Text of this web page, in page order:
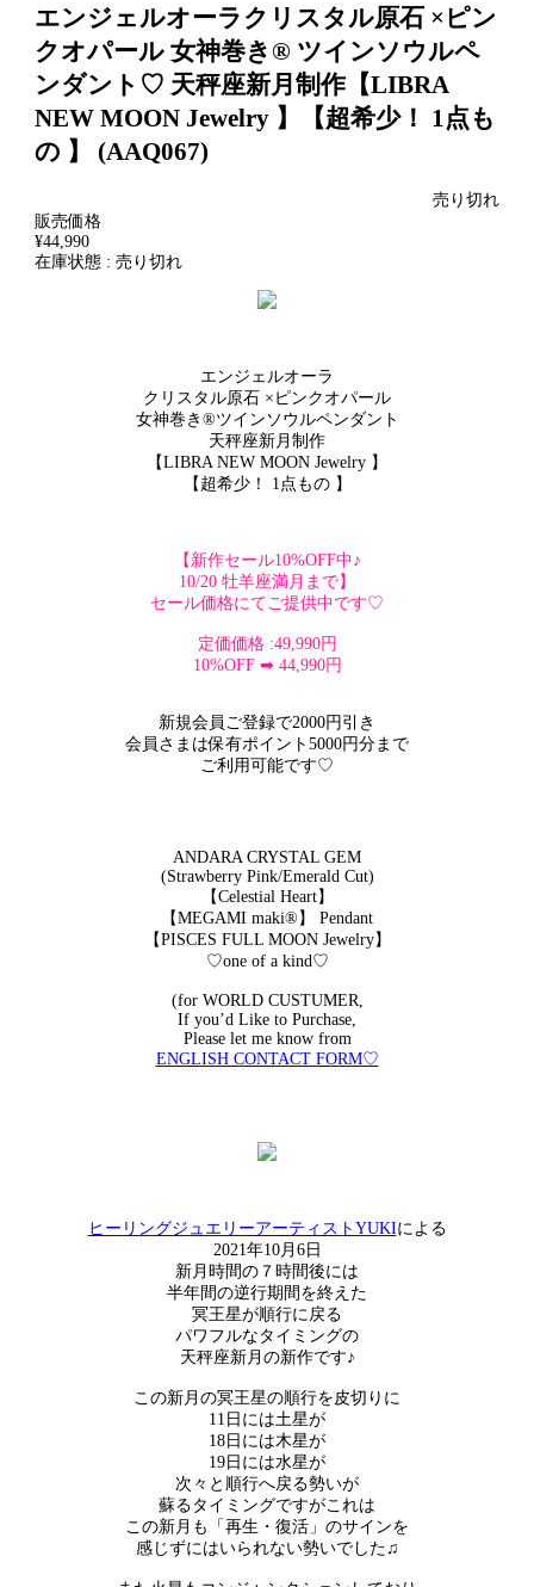
エンジェルオーラクリスタル原石 ×ピン
クオパール 女神巻き® ツインソウルペ
ンダント♡ 天秤座新月制作【LIBRA
NEW MOON Jewelry 】【超希少！ 1点も
の 】 (AAQ067)
売り切れ
販売価格
¥44,990
在庫状態 : 売り切れ
エンジェルオーラ
クリスタル原石 ×ピンクオパール
女神巻き®ツインソウルペンダント
天秤座新月制作
【LIBRA NEW MOON Jewelry 】
【超希少！ 1点もの 】
【新作セール10%OFF中♪
10/20 牡羊座満月まで】
セール価格にてご提供中です♡
定価価格 :49,990円
10%OFF ➡︎ 44,990円
新規会員ご登録で2000円引き
会員さまは保有ポイント5000円分まで
ご利用可能です♡
ANDARA CRYSTAL GEM
(Strawberry Pink/Emerald Cut)
【Celestial Heart】
【MEGAMI maki®︎】 Pendant
【PISCES FULL MOON Jewelry】
♡one of a kind♡
(for WORLD CUSTUMER,
If you’d Like to Purchase,
Please let me know from
ENGLISH CONTACT FORM♡
ヒーリングジュエリーアーティストYUKIによる
2021年10月6日
新月時間の７時間後には
半年間の逆行期間を終えた
冥王星が順行に戻る
パワフルなタイミングの
天秤座新月の新作です♪
この新月の冥王星の順行を皮切りに
11日には土星が
18日には木星が
19日には水星が
次々と順行へ戻る勢いが
蘇るタイミングですがこれは
この新月も「再生・復活」のサインを
感じずにはいられない勢いでした♫